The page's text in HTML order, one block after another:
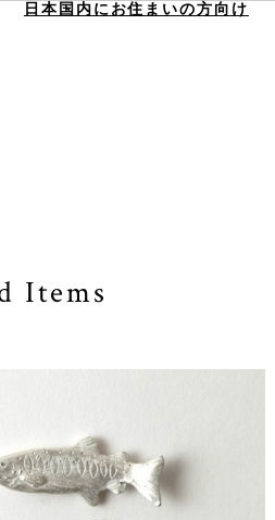
日本国内にお住まいの方向け
Items